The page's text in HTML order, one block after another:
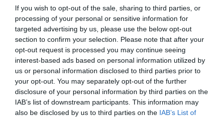
If you wish to opt-out of the sale, sharing to third parties, or
processing of your personal or sensitive information for
targeted advertising by us, please use the below opt-out
section to confirm your selection. Please note that after your
opt-out request is processed you may continue seeing
interest-based ads based on personal information utilized by
us or personal information disclosed to third parties prior to
your opt-out. You may separately opt-out of the further
disclosure of your personal information by third parties on the
IAB’s list of downstream participants. This information may
also be disclosed by us to third parties on the IAB’s List of